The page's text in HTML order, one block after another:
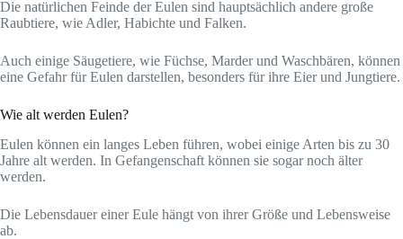
Die natürlichen Feinde der Eulen sind hauptsächlich andere große
Raubtiere, wie Adler, Habichte und Falken.
Auch einige Säugetiere, wie Füchse, Marder und Waschbären, können
eine Gefahr für Eulen darstellen, besonders für ihre Eier und Jungtiere.
Wie alt werden Eulen?
Eulen können ein langes Leben führen, wobei einige Arten bis zu 30
Jahre alt werden. In Gefangenschaft können sie sogar noch älter
werden.
Die Lebensdauer einer Eule hängt von ihrer Größe und Lebensweise
ab.